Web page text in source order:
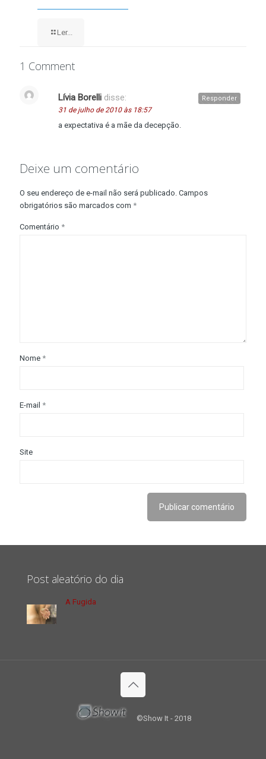
Ler...
1 Comment
Lívia Borelli disse:
31 de julho de 2010 às 18:57
a expectativa é a mãe da decepção.
Responder
Deixe um comentário
O seu endereço de e-mail não será publicado. Campos
obrigatórios são marcados com *
Comentário *
Nome *
E-mail *
Site
Post aleatório do dia
A Fugida
©Show It - 2018